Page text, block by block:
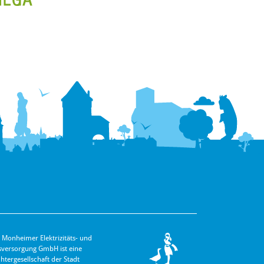
Monheimer Elektrizitäts- und
GmbH ist eine
der Stadt